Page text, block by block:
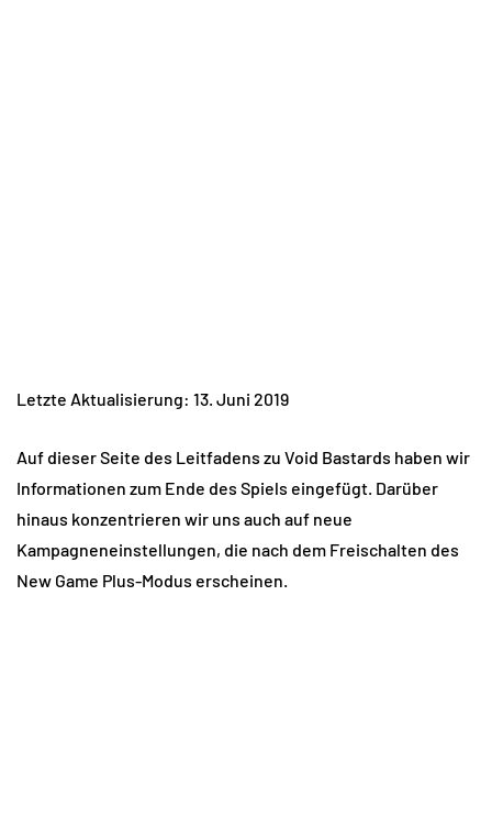
Letzte Aktualisierung: 13. Juni 2019
Auf dieser Seite des Leitfadens zu Void Bastards haben wir
Informationen zum Ende des Spiels eingefügt. Darüber
hinaus konzentrieren wir uns auch auf neue
Kampagneneinstellungen, die nach dem Freischalten des
New Game Plus-Modus erscheinen.